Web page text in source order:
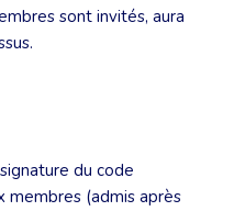
sont invités, aura
du code
membres (admis après